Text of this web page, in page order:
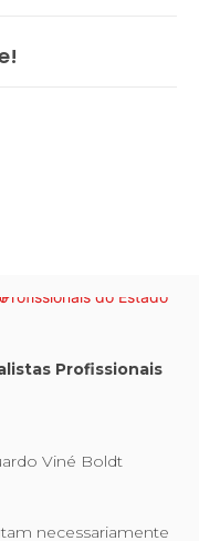
Profissionais
Viné Boldt
necessariamente